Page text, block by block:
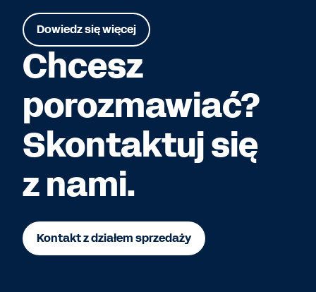
Dowiedz się więcej
Chcesz
porozmawiać?
Skontaktuj się
z nami.
Kontakt z działem sprzedaży